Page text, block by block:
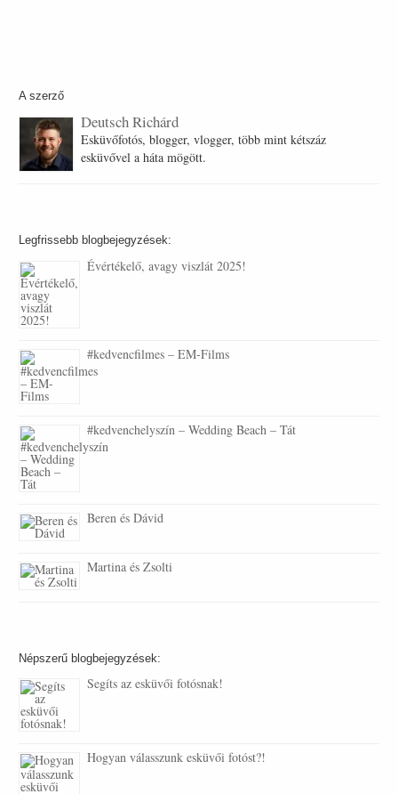
A szerző
Deutsch Richárd
Esküvőfotós, blogger, vlogger, több mint kétszáz
esküvővel a háta mögött.
Legfrissebb blogbejegyzések:
Évértékelő, avagy viszlát 2025!
#kedvencfilmes – EM-Films
#kedvenchelyszín – Wedding Beach – Tát
Beren és Dávid
Martina és Zsolti
Népszerű blogbejegyzések:
Segíts az esküvői fotósnak!
Hogyan válasszunk esküvői fotóst?!